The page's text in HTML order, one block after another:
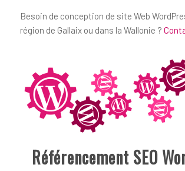
Besoin de conception de site Web
région de Gallaix ou dans la Wallonie ?
Référencement SEO